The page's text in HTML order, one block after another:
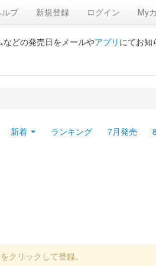
プ 新規登録 ログイン My
どの発売日をメールやアプリ にてお知
新着 ランキング 7月発売
クリックして登録。